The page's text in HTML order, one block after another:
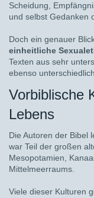
Scheidung,
und selbst Gedanken
Doch ein genauer
einheitliche
Texten aus sehr
ebenso
Vorbiblische
Lebens
Die Autoren der Bibel
war Teil der großen
Mesopotamien,
Mittelmeerraums.
Viele dieser Kulturen